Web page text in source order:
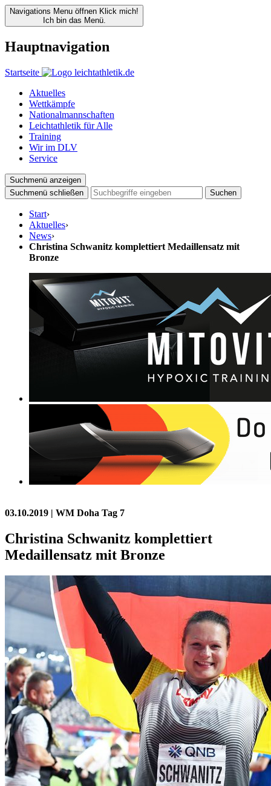
Navigations Menu öffnen Klick mich!
Ich bin das Menü.
Hauptnavigation
Startseite
Aktuelles
Wettkämpfe
Nationalmannschaften
Leichtathletik für Alle
Training
Wir im DLV
Service
Suchmenü anzeigen
Suchmenü schließen
Suchen
Start›
Aktuelles›
News›
Christina Schwanitz komplettiert Medaillensatz mit
Bronze
03.10.2019 | WM Doha Tag 7
Christina Schwanitz komplettiert
Medaillensatz mit Bronze